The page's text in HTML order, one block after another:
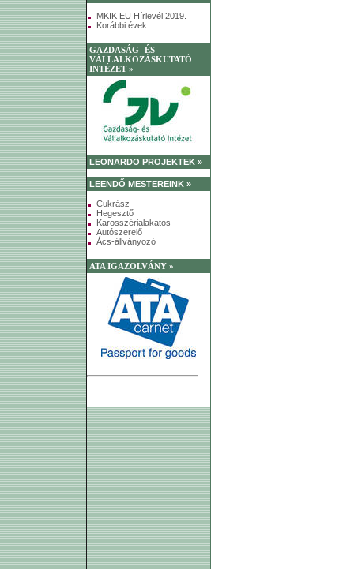
MKIK EU Hírlevél 2019.
Korábbi évek
GAZDASÁG- ÉS
VÁLLALKOZÁSKUTATÓ
INTÉZET »
LEONARDO PROJEKTEK »
LEENDŐ MESTEREINK »
Cukrász
Hegesztő
Karosszérialakatos
Autószerelő
Ács-állványozó
ATA IGAZOLVÁNY »